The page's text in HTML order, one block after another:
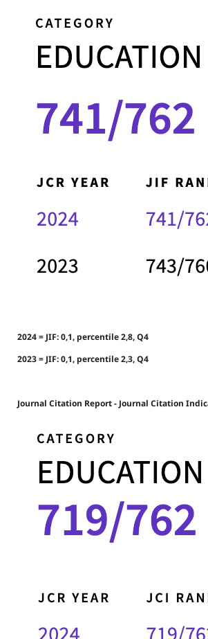
2024 = JIF: 0,1, percentile 2,8, Q4
2023 = JIF: 0,1, percentile 2,3, Q4
Journal Citation Report - Journal Citation